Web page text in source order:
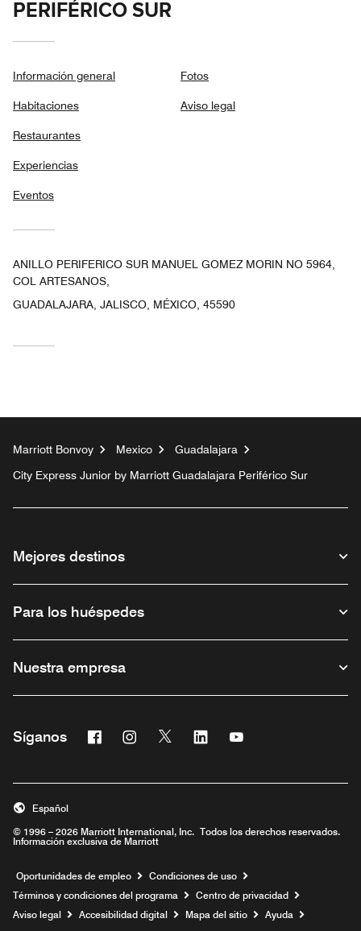
PERIFÉRICO SUR
Información general
Habitaciones
Restaurantes
Experiencias
Eventos
Fotos
Aviso legal
ANILLO PERIFERICO SUR MANUEL GOMEZ MORIN NO 5964,
COL ARTESANOS,
GUADALAJARA, JALISCO, MÉXICO, 45590
Marriott Bonvoy Mexico
Guadalajara
City Express Junior by Marriott Guadalajara Periférico Sur
Mejores destinos
Para los huéspedes
Nuestra empresa
Síganos Facebook
Abre una ventana nueva
Instagram
Abre una ventana nueva
Twitter
Abre una ventana nueva
Linkedin
Abre una ventana nueva
Abre una ventana
© 1996 – 2026 Marriott International, Inc. Todos los derechos reservados.
Información exclusiva de Marriott
Español
Oportunidades de empleo Abre una ventana nueva
Condiciones de uso
Términos y condiciones del programa
Centro de privacidad
Aviso legal
Accesibilidad digital Mapa del sitio Ayuda